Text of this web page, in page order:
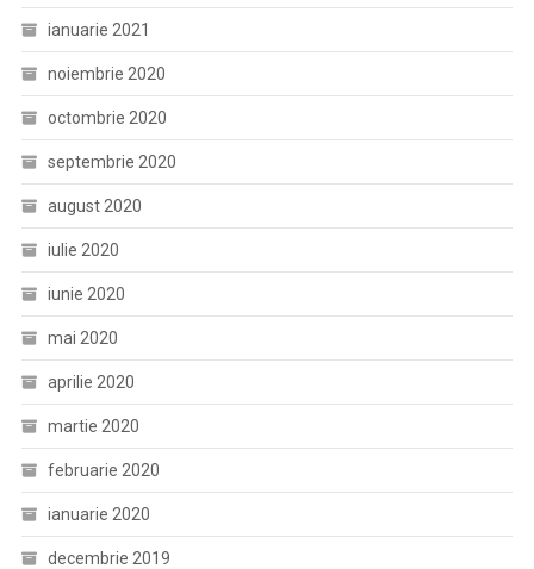
ianuarie 2021
noiembrie 2020
octombrie 2020
septembrie 2020
august 2020
iulie 2020
iunie 2020
mai 2020
aprilie 2020
martie 2020
februarie 2020
ianuarie 2020
decembrie 2019